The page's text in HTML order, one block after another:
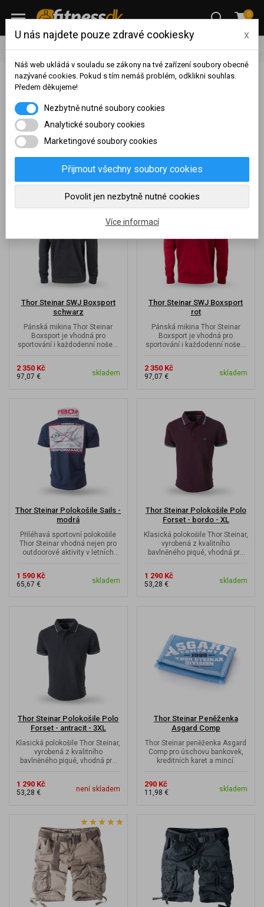
0
Thor Steinar
Zobrazit filtraci
Produkty Thor Steinar
Thor Steinar SWJ Boxsport
schwarz
Pánská mikina Thor Steinar
Boxsport je vhodná pro
sportování i každodenní nošení
2 350 Kč
97,07 € skladem
Thor Steinar SWJ Boxsport
rot
Pánská mikina Thor Steinar
Boxsport je vhodná pro
sportování i každodenní nošení
2 350 Kč
97,07 € skladem
Thor Steinar Polokošile Sails -
modrá
Přiléhavá sportovní polokošile
Thor Steinar vhodná nejen pro
outdoorové aktivity v letních
1 590 Kč
65,67 € skladem
Thor Steinar Polokošile Polo
Forset - bordo - XL
Klasická polokošile Thor Steinar,
vyrobená z kvalitního
bavlněného piqué, vhodná pro
1 290 Kč
53,28 € skladem
Thor Steinar Polokošile Polo
Forset - antracit - 3XL
Klasická polokošile Thor Steinar,
vyrobená z kvalitního
bavlněného piqué, vhodná pro
1 290 Kč
53,28 € není skladem
Thor Steinar Peněženka
Asgard Comp
Thor Steinar peněženka Asgard
Comp pro úschovu bankovek,
kreditních karet a mincí.
290 Kč
11,98 € skladem
dosaženého obratu za
sledované období, byl váš
účet přeřazen do jiné
skupiny:
U nás najdete pouze zdravé cookiesky x
Náš web ukládá v souladu se zákony na tvé zařízení soubory obecně
nazývané cookies. Pokud s tím nemáš problém, odklikni souhlas.
Předem děkujeme!
Nezbytně nutné soubory cookies
Analytické soubory cookies
Marketingové soubory cookies
Přijmout všechny soubory cookies
Povolit jen nezbytně nutné cookies
Více informací